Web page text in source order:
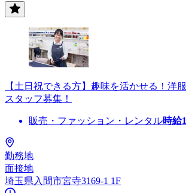
【土日祝できる方】趣味を活かせる！洋
スタッフ募集！
販売・ファッション・レンタル時給
勤務地
面接地
埼玉県入間市宮寺3169-1 1F